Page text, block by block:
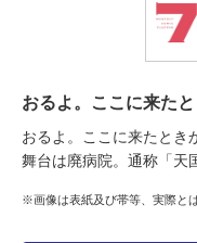
おるよ。ここに来たと
おるよ。ここに来たとき
舞台は廃病院。通称「天
※画像は表紙及び帯等、実際と